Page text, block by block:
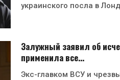
украинского посла в
Залужный заявил об
применила все…
Экс-главком ВСУ и